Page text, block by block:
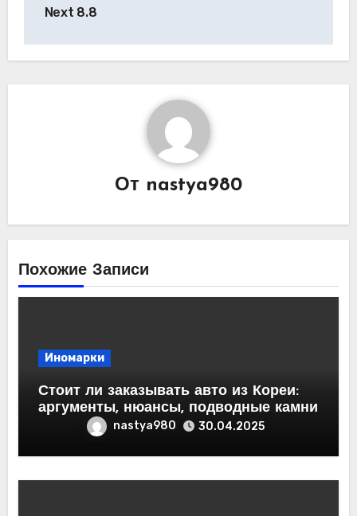
Next 8.8
От nastya980
Похожие Записи
Иномарки
Стоит ли заказывать авто из Кореи:
аргументы, нюансы, подводные камни
nastya980 30.04.2025